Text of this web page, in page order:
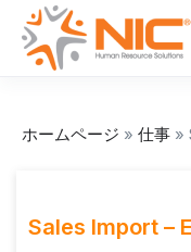
ホームページ » 仕事»
Sales Import –